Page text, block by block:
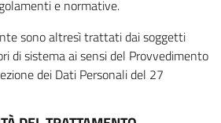
e normative.
sono altresì trattati dai soggetti
di sistema ai sensi del Provvedimento
dei Dati Personali del 27